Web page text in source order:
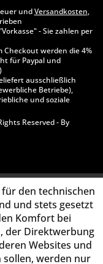
undVersandkosten,
- Sie zahlen per
Checkout werden die 4%
für Paypal und
ausschließlich
Betriebe),
und soziale
Reserved - By
den technischen
und stets gesetzt
Komfort bei
der Direktwerbung
Websites und
sollen, werden nur